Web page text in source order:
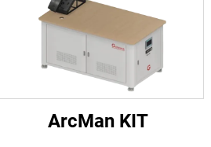
ArcMan KIT